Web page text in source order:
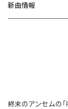
新曲情報
終末のアンセムの「